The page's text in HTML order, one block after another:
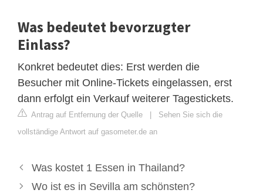
Was bedeutet bevorzugter
Einlass?
Konkret bedeutet dies: Erst werden die
Besucher mit Online-Tickets eingelassen, erst
dann erfolgt ein Verkauf weiterer Tagestickets.
Antrag auf Entfernung der Quelle | Sehen Sie sich die
vollständige Antwort auf gasometer.de an
Was kostet 1 Essen in Thailand?
Wo ist es in Sevilla am schönsten?